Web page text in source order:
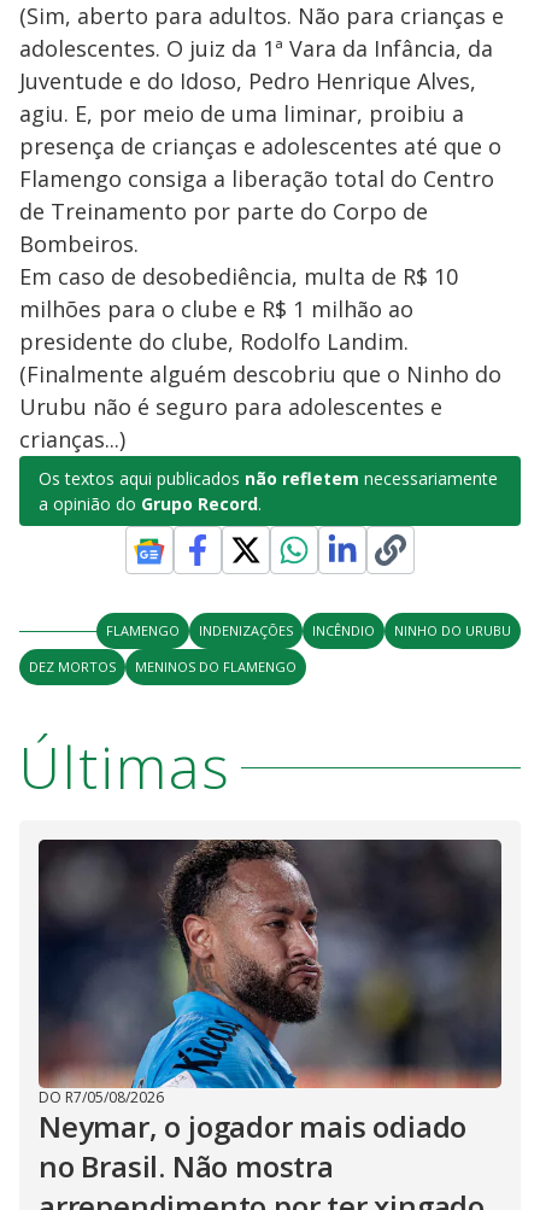
(Sim, aberto para adultos. Não para crianças e
adolescentes. O juiz da 1ª Vara da Infância, da
Juventude e do Idoso, Pedro Henrique Alves,
agiu. E, por meio de uma liminar, proibiu a
presença de crianças e adolescentes até que o
Flamengo consiga a liberação total do Centro
de Treinamento por parte do Corpo de
Bombeiros.
Em caso de desobediência, multa de R$ 10
milhões para o clube e R$ 1 milhão ao
presidente do clube, Rodolfo Landim.
(Finalmente alguém descobriu que o Ninho do
Urubu não é seguro para adolescentes e
crianças...)
Os textos aqui publicados não refletem necessariamente
a opinião do Grupo Record.
FLAMENGO INDENIZAÇÕES INCÊNDIO
NINHO DO URUBU
DEZ MORTOS
MENINOS DO FLAMENGO
Últimas
DO R7/05/08/2026
Neymar, o jogador mais odiado
no Brasil. Não mostra